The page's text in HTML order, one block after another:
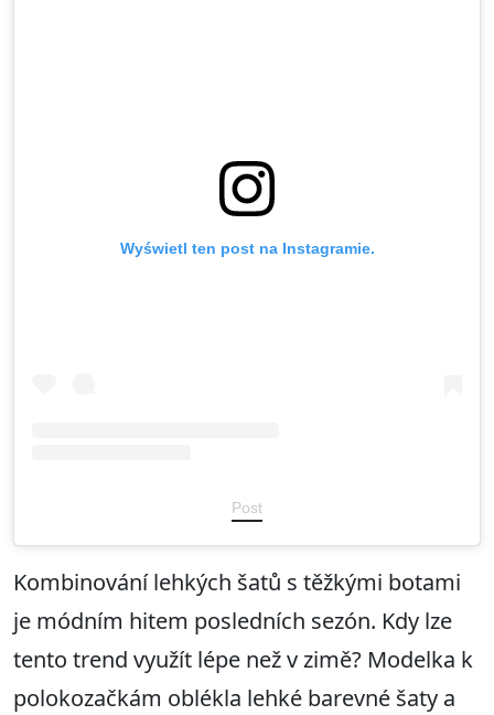
Wyświetl ten post na Instagramie.
Post
Kombinování lehkých šatů s těžkými botami
je módním hitem posledních sezón. Kdy lze
tento trend využít lépe než v zimě? Modelka k
polokozačkám oblékla lehké barevné šaty a